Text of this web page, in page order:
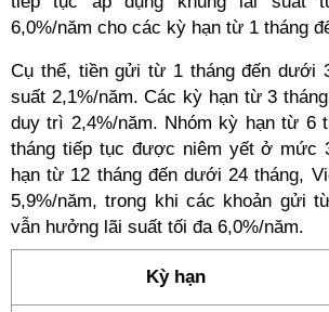
6,0%/năm cho các kỳ hạn từ 1 tháng
Cụ thể, tiền gửi từ 1 tháng đến dưới
suất 2,1%/năm. Các kỳ hạn từ 3
duy trì 2,4%/năm. Nhóm kỳ hạn từ 6
tháng tiếp tục được niêm yết ở mức
hạn từ 12 tháng đến dưới 24 tháng,
5,9%/năm, trong khi các khoản gửi
vẫn hưởng lãi suất tối đa 6,0%/năm.
Kỳ hạn